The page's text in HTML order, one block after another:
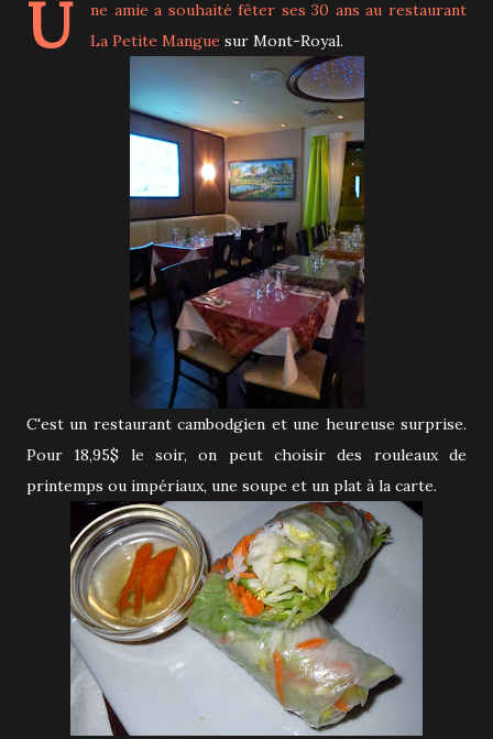
U
ne amie a souhaité fêter ses 30 ans au restaurant
La Petite Mangue sur Mont-Royal.
C'est un restaurant cambodgien et une heureuse surprise.
Pour 18,95$ le soir, on peut choisir des rouleaux de
printemps ou impériaux, une soupe et un plat à la carte.